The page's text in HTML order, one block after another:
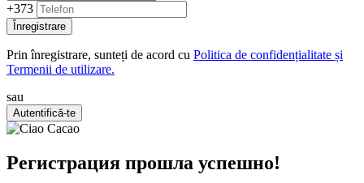
+373
Înregistrare
Prin înregistrare, sunteți de acord cu Politica de confidențialitate și
Termenii de utilizare.
sau
Autentifică-te
Регистрация прошла успешно!